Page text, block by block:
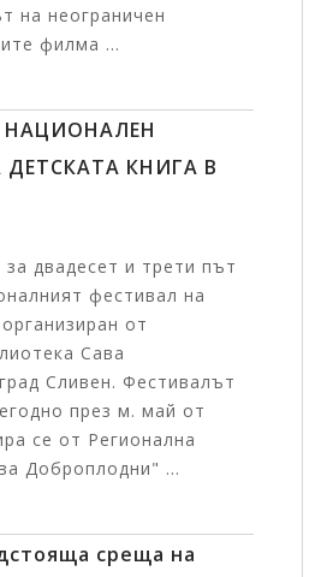
на неограничен
филма ...
НАЦИОНАЛЕН
КНИГА В
двадесет и трети път
фестивал на
от
Сава
Сливен. Фестивалът
през м. май от
се от Регионална
Доброплодни" ...
среща на